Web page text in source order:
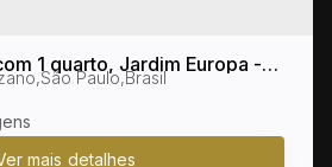
1 quarto, Jardim Europa -
Suzano
,São Paulo,Brasil